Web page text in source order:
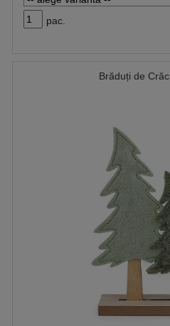
pac.
Brăduți de